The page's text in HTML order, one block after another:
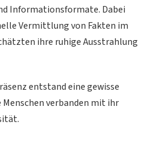
Informationsformate. Dabei
Vermittlung von Fakten im
ihre ruhige Ausstrahlung
entstand eine gewisse
verbanden mit ihr